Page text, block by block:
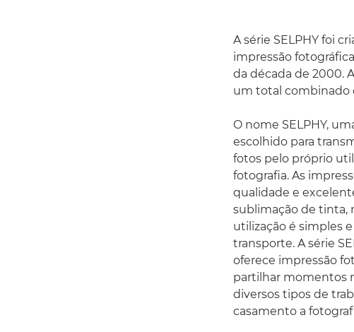
A série SELPHY foi
impressão
da década de 2000.
um total combinado
O nome SELPHY,
escolhido para
fotos pelo próprio
fotografia. As
qualidade e
sublimação de tinta,
utilização é simples
transporte. A série
oferece impressão
partilhar momentos
diversos tipos de
casamento a